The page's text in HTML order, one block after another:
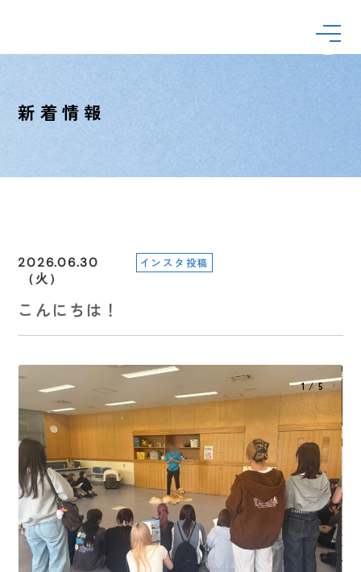
新着情報
2026.06.30
（火）
インスタ投稿
こんにちは！
1 / 5